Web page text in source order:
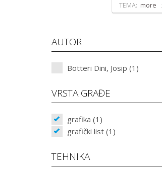
TEMA: more
AUTOR
Botteri Dini, Josip (1)
VRSTA GRAĐE
grafika (1)
grafički list (1)
TEHNIKA